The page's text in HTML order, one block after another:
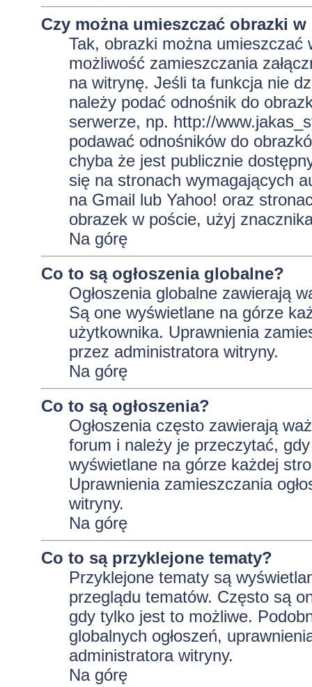
Czy można umieszczać obrazki
Tak, obrazki można umieszczać
możliwość zamieszczania
na witrynę. Jeśli ta funkcja nie
należy podać odnośnik do
serwerze, np. http://
podawać odnośników do
chyba że jest publicznie
się na stronach wymagających
na Gmail lub Yahoo! oraz
obrazek w poście, użyj
Na górę
Co to są ogłoszenia globalne?
Ogłoszenia globalne zawierają
Są one wyświetlane na górze
użytkownika. Uprawnienia
przez administratora witryny.
Na górę
Co to są ogłoszenia?
Ogłoszenia często zawierają
forum i należy je przeczytać,
wyświetlane na górze każdej
Uprawnienia zamieszczania
witryny.
Na górę
Co to są przyklejone tematy?
Przyklejone tematy są
przeglądu tematów. Często są
gdy tylko jest to możliwe.
globalnych ogłoszeń,
administratora witryny.
Na górę